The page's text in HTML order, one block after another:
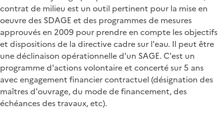
contrat de milieu est un outil pertinent pour la mise en
oeuvre des SDAGE et des programmes de mesures
approuvés en 2009 pour prendre en compte les objectifs
et dispositions de la directive cadre sur l'eau. Il peut être
une déclinaison opérationnelle d'un SAGE. C'est un
programme d'actions volontaire et concerté sur 5 ans
avec engagement financier contractuel (désignation des
maîtres d'ouvrage, du mode de financement, des
échéances des travaux, etc).